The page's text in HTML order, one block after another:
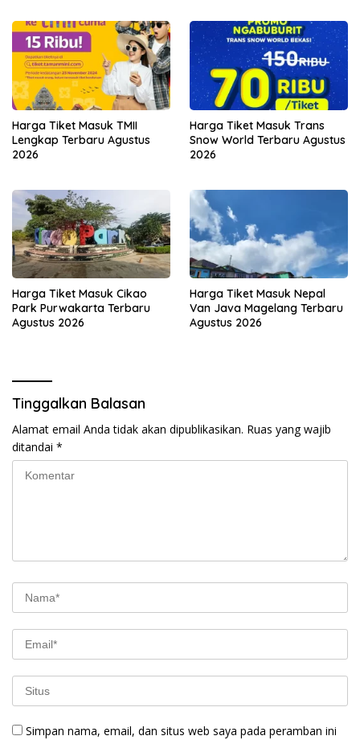
Harga Tiket Masuk TMII
Lengkap Terbaru Agustus
2026
Harga Tiket Masuk Trans
Snow World Terbaru Agustus
2026
Harga Tiket Masuk Cikao
Park Purwakarta Terbaru
Agustus 2026
Harga Tiket Masuk Nepal
Van Java Magelang Terbaru
Agustus 2026
Tinggalkan Balasan
Alamat email Anda tidak akan dipublikasikan. Ruas yang wajib
ditandai *
Simpan nama, email, dan situs web saya pada peramban ini